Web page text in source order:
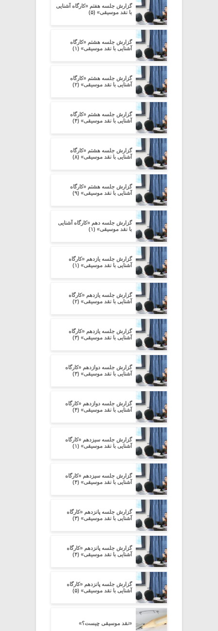
گزارش جلسه هفتم «کارگاه آشنایی
با نقد موسیقی» (۵)
گزارش جلسه هشتم «کارگاه
آشنایی با نقد موسیقی» (۱)
گزارش جلسه هشتم «کارگاه
آشنایی با نقد موسیقی» (۲)
گزارش جلسه هشتم «کارگاه
آشنایی با نقد موسیقی» (۴)
گزارش جلسه هشتم «کارگاه
آشنایی با نقد موسیقی» (۸)
گزارش جلسه هشتم «کارگاه
آشنایی با نقد موسیقی» (۹)
گزارش جلسه دهم «کارگاه آشنایی
با نقد موسیقی» (۱)
گزارش جلسه یازدهم «کارگاه
آشنایی با نقد موسیقی» (۱)
گزارش جلسه یازدهم «کارگاه
آشنایی با نقد موسیقی» (۲)
گزارش جلسه یازدهم «کارگاه
آشنایی با نقد موسیقی» (۳)
گزارش جلسه دوازدهم «کارگاه
آشنایی با نقد موسیقی» (۳)
گزارش جلسه دوازدهم «کارگاه
آشنایی با نقد موسیقی» (۴)
گزارش جلسه سیزدهم «کارگاه
آشنایی با نقد موسیقی» (۱)
گزارش جلسه سیزدهم «کارگاه
آشنایی با نقد موسیقی» (۴)
گزارش جلسه پانزدهم «کارگاه
آشنایی با نقد موسیقی» (۳)
گزارش جلسه پانزدهم «کارگاه
آشنایی با نقد موسیقی» (۴)
گزارش جلسه پانزدهم «کارگاه
آشنایی با نقد موسیقی» (۵)
«نقد موسیقی چیست؟»